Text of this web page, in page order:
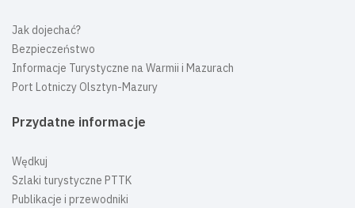
Jak dojechać?
Bezpieczeństwo
Informacje Turystyczne na Warmii i Mazurach
Port Lotniczy Olsztyn-Mazury
Przydatne informacje
Wędkuj
Szlaki turystyczne PTTK
Publikacje i przewodniki